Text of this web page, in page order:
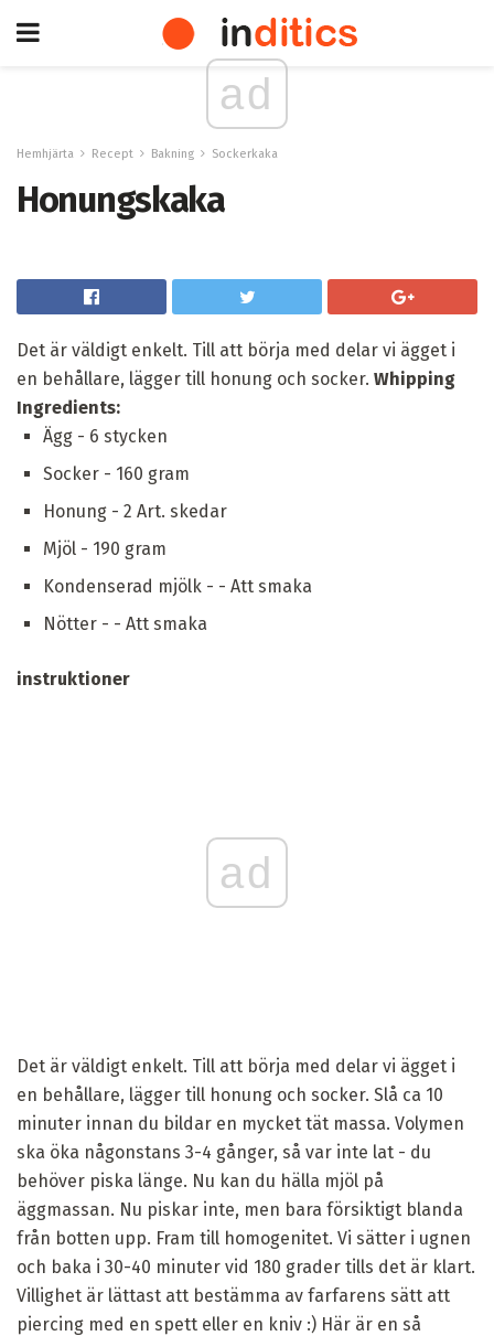
ad
Hemhjärta Recept Bakning Sockerkaka
Honungskaka
Det är väldigt enkelt. Till att börja med delar vi ägget i
en behållare, lägger till honung och socker. Whipping
Ingredients:
Ägg - 6 stycken
Socker - 160 gram
Honung - 2 Art. skedar
Mjöl - 190 gram
Kondenserad mjölk - - Att smaka
Nötter - - Att smaka
instruktioner
ad
Det är väldigt enkelt. Till att börja med delar vi ägget i
en behållare, lägger till honung och socker. Slå ca 10
minuter innan du bildar en mycket tät massa. Volymen
ska öka någonstans 3-4 gånger, så var inte lat - du
behöver piska länge. Nu kan du hälla mjöl på
äggmassan. Nu piskar inte, men bara försiktigt blanda
från botten upp. Fram till homogenitet. Vi sätter i ugnen
och baka i 30-40 minuter vid 180 grader tills det är klart.
Villighet är lättast att bestämma av farfarens sätt att
piercing med en spett eller en kniv :) Här är en så